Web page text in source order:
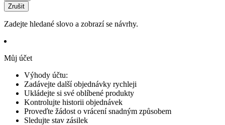
Zrušit
Zadejte hledané slovo a zobrazí se návrhy.
Můj účet
Výhody účtu:
Zadávejte další objednávky rychleji
Ukládejte si své oblíbené produkty
Kontrolujte historii objednávek
Proveďte žádost o vrácení snadným způsobem
Sledujte stav zásilek